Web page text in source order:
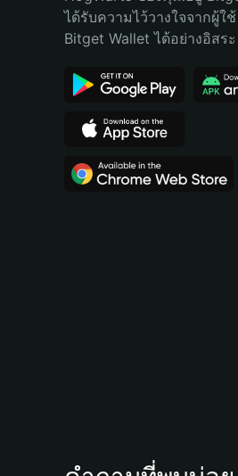
Português (Brasil)
ได้รับความไว้วางใจจากผู้
Bitget Wallet ได้อย่างอิสร